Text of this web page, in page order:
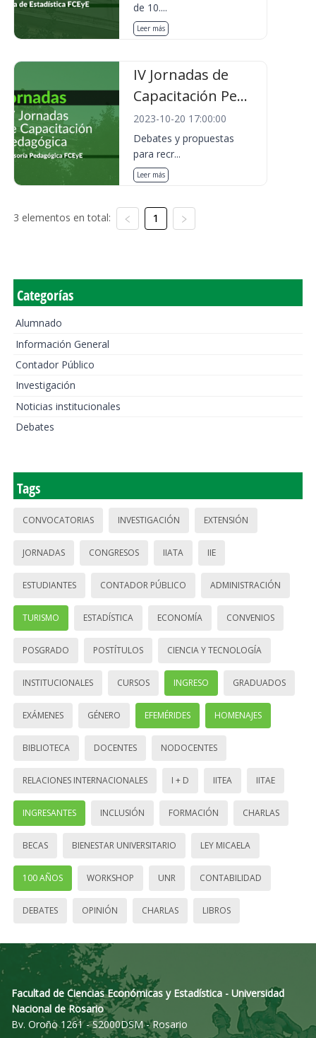
de 10....
Leer más
IV Jornadas de
Capacitación Pe...
2023-10-20 17:00:00
Debates y propuestas
para recr...
Leer más
3 elementos en total: 1
Categorías
Alumnado
Información General
Contador Público
Investigación
Noticias institucionales
Debates
Tags
CONVOCATORIAS INVESTIGACIÓN EXTENSIÓN
JORNADAS CONGRESOS IIATA IIE
ESTUDIANTES CONTADOR PÚBLICO ADMINISTRACIÓN
TURISMO ESTADÍSTICA ECONOMÍA CONVENIOS
POSGRADO POSTÍTULOS CIENCIA Y TECNOLOGÍA
INSTITUCIONALES CURSOS INGRESO GRADUADOS
EXÁMENES GÉNERO EFEMÉRIDES HOMENAJES
BIBLIOTECA DOCENTES NODOCENTES
RELACIONES INTERNACIONALES I + D IITEA IITAE
INGRESANTES INCLUSIÓN FORMACIÓN CHARLAS
BECAS BIENESTAR UNIVERSITARIO LEY MICAELA
100 AÑOS WORKSHOP UNR CONTABILIDAD
DEBATES OPINIÓN CHARLAS LIBROS
Facultad de Ciencias Económicas y Estadística - Universidad
Nacional de Rosario
Bv. Oroño 1261 - S2000DSM - Rosario